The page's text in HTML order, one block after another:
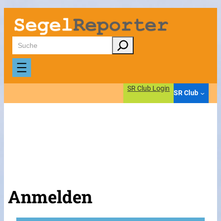
Suchen
SR Club Login
SR Club
Anmelden